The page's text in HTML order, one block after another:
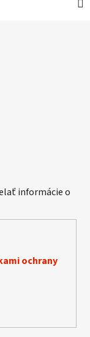
informácie o
ochrany